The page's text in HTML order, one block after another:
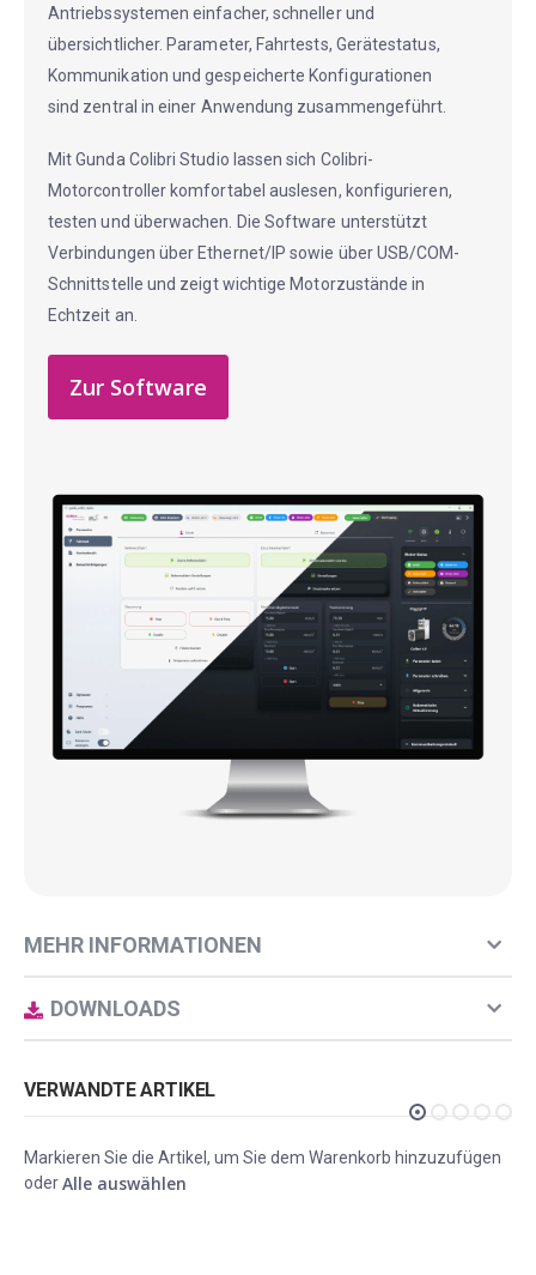
Antriebssystemen einfacher, schneller und
übersichtlicher. Parameter, Fahrtests, Gerätestatus,
Kommunikation und gespeicherte Konfigurationen
sind zentral in einer Anwendung zusammengeführt.
Mit Gunda Colibri Studio lassen sich Colibri-
Motorcontroller komfortabel auslesen, konfigurieren,
testen und überwachen. Die Software unterstützt
Verbindungen über Ethernet/IP sowie über USB/COM-
Schnittstelle und zeigt wichtige Motorzustände in
Echtzeit an.
Zur Software
MEHR INFORMATIONEN
DOWNLOADS
VERWANDTE ARTIKEL
Markieren Sie die Artikel, um Sie dem Warenkorb hinzuzufügen
oderAlle auswählen